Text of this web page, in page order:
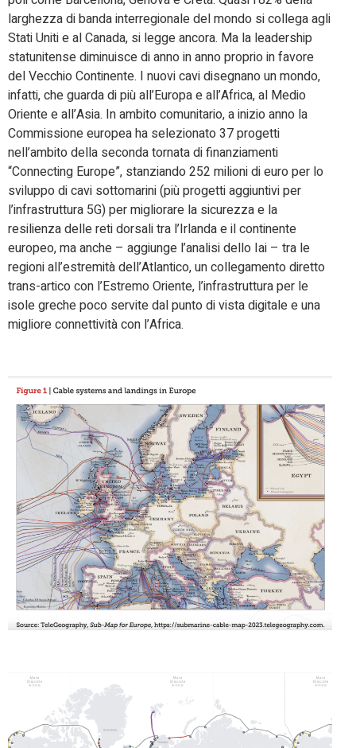
larghezza di banda interregionale del mondo si collega agli
Stati Uniti e al Canada, si legge ancora. Ma la leadership
statunitense diminuisce di anno in anno proprio in favore
del Vecchio Continente. I nuovi cavi disegnano un mondo,
infatti, che guarda di più all’Europa e all’Africa, al Medio
Oriente e all’Asia. In ambito comunitario, a inizio anno la
Commissione europea ha selezionato 37 progetti
nell’ambito della seconda tornata di finanziamenti
“Connecting Europe”, stanziando 252 milioni di euro per lo
sviluppo di cavi sottomarini (più progetti aggiuntivi per
l’infrastruttura 5G) per migliorare la sicurezza e la
resilienza delle reti dorsali tra l’Irlanda e il continente
europeo, ma anche – aggiunge l’analisi dello Iai – tra le
regioni all’estremità dell’Atlantico, un collegamento diretto
trans-artico con l’Estremo Oriente, l’infrastruttura per le
isole greche poco servite dal punto di vista digitale e una
migliore connettività con l’Africa.